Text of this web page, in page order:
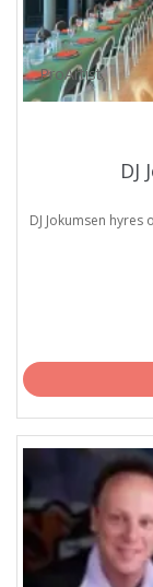
ProArtist
DJ
DJ Jokumsen